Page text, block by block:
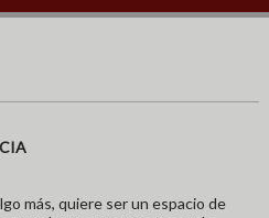
más, quiere ser un espacio de